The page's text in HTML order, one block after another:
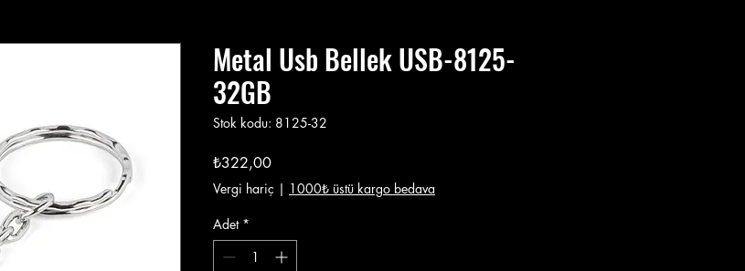
Metal Usb Bellek USB-8125-
32GB
Stok kodu: 8125-32
₺322,00Fiyat
Vergi hariç | 1000₺ üstü kargo bedava
Adet *